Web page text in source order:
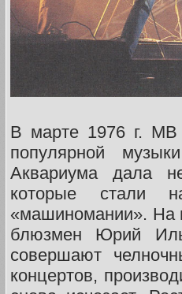
В марте 1976 г. МВ
популярной
Аквариума дала
которые стали
«машиномании». На
блюзмен Юрий
совершают
концертов,